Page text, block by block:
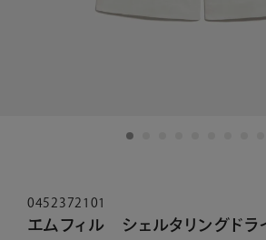
0452372101
エムフィル シェルタリングド